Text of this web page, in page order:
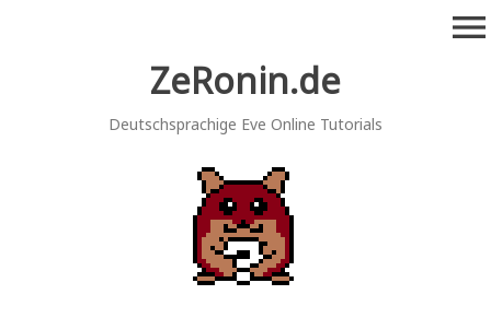
ZeRonin.de
Deutschsprachige Eve Online Tutorials
menu